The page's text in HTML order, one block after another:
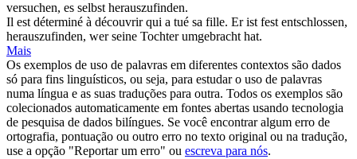
versuchen, es selbst herauszufinden.
Il est déterminé à découvrirqui a tué sa fille. Er ist fest entschlossen,
herauszufinden, wer seine Tochter umgebracht hat.
Mais
Os exemplos de uso de palavras em diferentes contextos são dados
só para fins linguísticos, ou seja, para estudar o uso de palavras
numa língua e as suas traduções para outra. Todos os exemplos são
colecionados automaticamente em fontes abertas usando tecnologia
de pesquisa de dados bilíngues. Se você encontrar algum erro de
ortografia, pontuação ou outro erro no texto original ou na tradução,
use a opção "Reportar um erro" ou escreva para nós.